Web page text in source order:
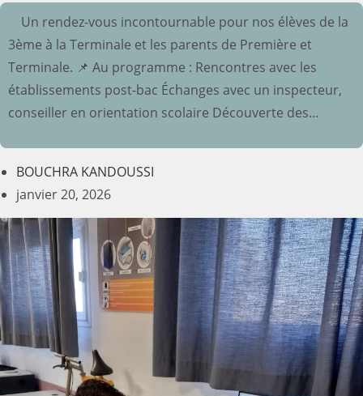
Un rendez-vous incontournable pour nos élèves de la
3ème à la Terminale et les parents de Première et
Terminale. 📌 Au programme : Rencontres avec les
établissements post-bac Échanges avec un inspecteur,
conseiller en orientation scolaire Découverte des…
BOUCHRA KANDOUSSI
janvier 20, 2026